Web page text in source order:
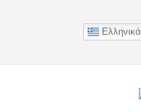
Ελληνικά